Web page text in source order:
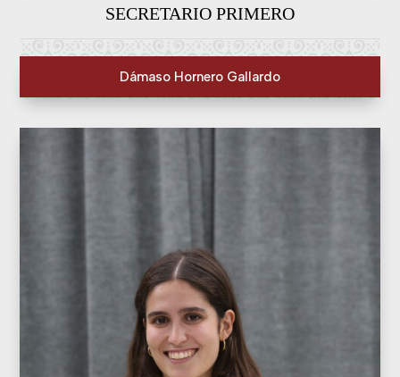
SECRETARIO PRIMERO
Dámaso Hornero Gallardo